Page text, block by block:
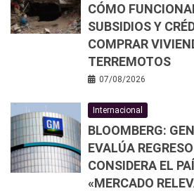
CÓMO
SUBSIDIOS Y
COMPRAR
TERREMOTOS
07/08/2026
Internacional
BLOOMBERG:
EVALÚA
CONSIDERA EL
«MERCADO